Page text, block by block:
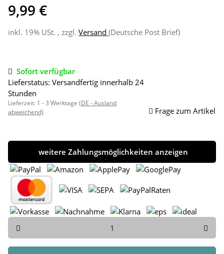
9,99 €
inkl. 19% USt. , zzgl. Versand (Deutsche Post Brief)
Sofort verfügbar
Lieferstatus: Versandfertig innerhalb 24
Stunden
Lieferzeit: 1 - 3 Werktage (DE - Ausland
abweichend)
Frage zum Artikel
weitere Zahlungsmöglichkeiten anzeigen